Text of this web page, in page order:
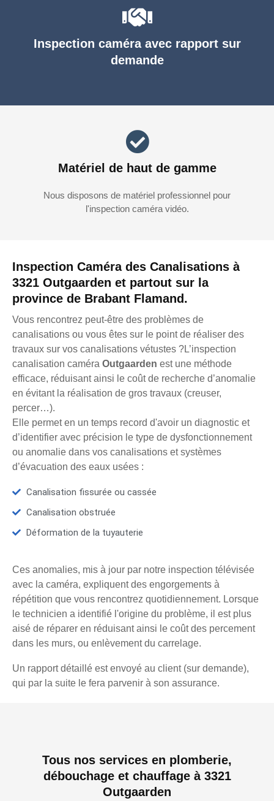
Inspection Caméra des Canalisations à
3321 Outgaarden et partout sur la
province de Brabant Flamand.
Vous rencontrez peut-être des problèmes de
canalisations ou vous êtes sur le point de réaliser des
travaux sur vos canalisations vétustes ?L’inspection
canalisation caméra Outgaarden est une méthode
efficace, réduisant ainsi le coût de recherche d’anomalie
en évitant la réalisation de gros travaux (creuser,
percer…).
Elle permet en un temps record d'avoir un diagnostic et
d’identifier avec précision le type de dysfonctionnement
ou anomalie dans vos canalisations et systèmes
d’évacuation des eaux usées :
Canalisation fissurée ou cassée
Canalisation obstruée
Déformation de la tuyauterie
Ces anomalies, mis à jour par notre inspection télévisée
avec la caméra, expliquent des engorgements à
répétition que vous rencontrez quotidiennement. Lorsque
le technicien a identifié l'origine du problème, il est plus
aisé de réparer en réduisant ainsi le coût des percement
dans les murs, ou enlèvement du carrelage.
Un rapport détaillé est envoyé au client (sur demande),
qui par la suite le fera parvenir à son assurance.
Inspection caméra avec rapport sur
demande
Matériel de haut de gamme
Nous disposons de matériel professionnel pour
l'inspection caméra vidéo.
Tous nos services en plomberie,
débouchage et chauffage à 3321
Outgaarden